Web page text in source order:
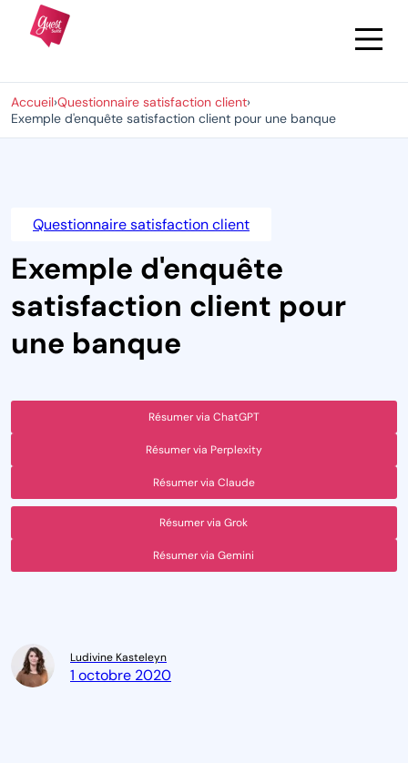
Accueil›Questionnaire satisfaction client›
Exemple d'enquête satisfaction client pour une banque
Questionnaire satisfaction client
Exemple d'enquête
satisfaction client pour
une banque
Résumer via ChatGPT
Résumer via Perplexity
Résumer via Claude
Résumer via Grok
Résumer via Gemini
Ludivine Kasteleyn
1 octobre 2020